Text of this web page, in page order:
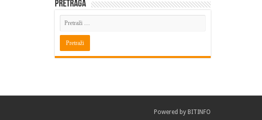
Pretraga
Powered by BITINFO